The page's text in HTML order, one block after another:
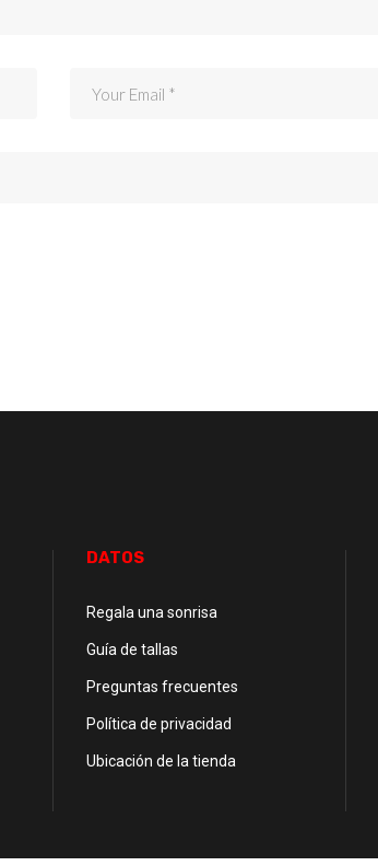
DATOS
Regala una sonrisa
Guía de tallas
Preguntas frecuentes
Política de privacidad
Ubicación de la tienda